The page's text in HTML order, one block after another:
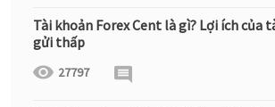
Tài khoản Forex Cent là gì? Lợi ích của
gửi thấp
27797